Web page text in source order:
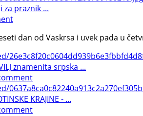
praznik ...
dan od Vaskrsa i uvek pada u
znamenita srpska ...
KRAJINE - ...